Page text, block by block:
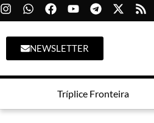
NEWSLETTER
Tríplice Fronteira